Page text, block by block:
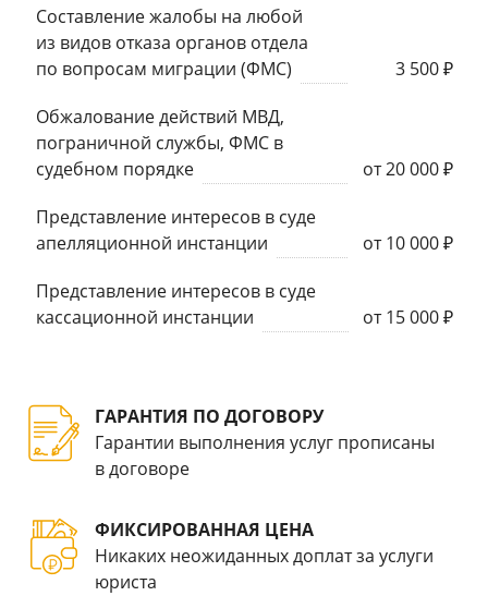
Составление жалобы на любой
из видов отказа органов отдела
по вопросам миграции (ФМС)
3 500 ₽
Обжалование действий МВД,
пограничной службы, ФМС в
судебном порядке
от 20 000 ₽
Представление интересов в суде
апелляционной инстанции
от 10 000 ₽
Представление интересов в суде
кассационной инстанции
от 15 000 ₽
ГАРАНТИЯ ПО ДОГОВОРУ
Гарантии выполнения услуг прописаны
в договоре
ФИКСИРОВАННАЯ ЦЕНА
Никаких неожиданных доплат за услуги
юриста